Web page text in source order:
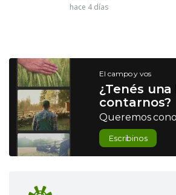
hace 4 días
El campo y vos
¿Tenés
contarnos?
Queremos
Escribinos